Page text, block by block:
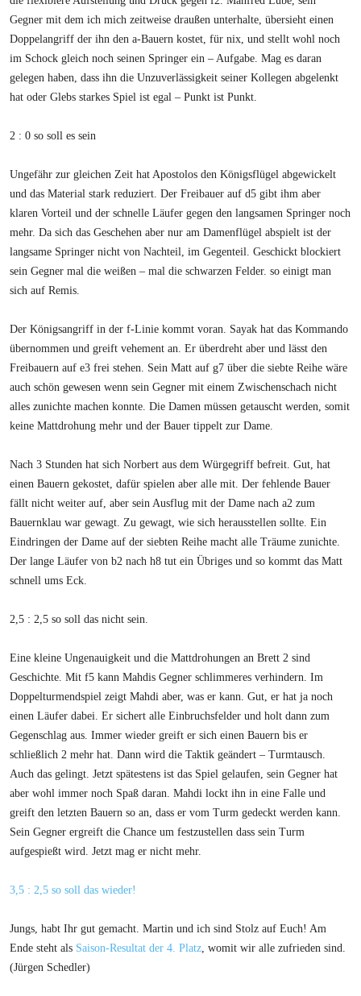
Gegner mit dem ich mich zeitweise draußen unterhalte, übersieht einen
Doppelangriff der ihn den a-Bauern kostet, für nix, und stellt wohl noch
im Schock gleich noch seinen Springer ein – Aufgabe. Mag es daran
gelegen haben, dass ihn die Unzuverlässigkeit seiner Kollegen abgelenkt
hat oder Glebs starkes Spiel ist egal – Punkt ist Punkt.
2 : 0 so soll es sein
Ungefähr zur gleichen Zeit hat Apostolos den Königsflügel abgewickelt
und das Material stark reduziert. Der Freibauer auf d5 gibt ihm aber
klaren Vorteil und der schnelle Läufer gegen den langsamen Springer noch
mehr. Da sich das Geschehen aber nur am Damenflügel abspielt ist der
langsame Springer nicht von Nachteil, im Gegenteil. Geschickt blockiert
sein Gegner mal die weißen – mal die schwarzen Felder. so einigt man
sich auf Remis.
Der Königsangriff in der f-Linie kommt voran. Sayak hat das Kommando
übernommen und greift vehement an. Er überdreht aber und lässt den
Freibauern auf e3 frei stehen. Sein Matt auf g7 über die siebte Reihe wäre
auch schön gewesen wenn sein Gegner mit einem Zwischenschach nicht
alles zunichte machen konnte. Die Damen müssen getauscht werden, somit
keine Mattdrohung mehr und der Bauer tippelt zur Dame.
Nach 3 Stunden hat sich Norbert aus dem Würgegriff befreit. Gut, hat
einen Bauern gekostet, dafür spielen aber alle mit. Der fehlende Bauer
fällt nicht weiter auf, aber sein Ausflug mit der Dame nach a2 zum
Bauernklau war gewagt. Zu gewagt, wie sich herausstellen sollte. Ein
Eindringen der Dame auf der siebten Reihe macht alle Träume zunichte.
Der lange Läufer von b2 nach h8 tut ein Übriges und so kommt das Matt
schnell ums Eck.
2,5 : 2,5 so soll das nicht sein.
Eine kleine Ungenauigkeit und die Mattdrohungen an Brett 2 sind
Geschichte. Mit f5 kann Mahdis Gegner schlimmeres verhindern. Im
Doppelturmendspiel zeigt Mahdi aber, was er kann. Gut, er hat ja noch
einen Läufer dabei. Er sichert alle Einbruchsfelder und holt dann zum
Gegenschlag aus. Immer wieder greift er sich einen Bauern bis er
schließlich 2 mehr hat. Dann wird die Taktik geändert – Turmtausch.
Auch das gelingt. Jetzt spätestens ist das Spiel gelaufen, sein Gegner hat
aber wohl immer noch Spaß daran. Mahdi lockt ihn in eine Falle und
greift den letzten Bauern so an, dass er vom Turm gedeckt werden kann.
Sein Gegner ergreift die Chance um festzustellen dass sein Turm
aufgespießt wird. Jetzt mag er nicht mehr.
3,5 : 2,5 so soll das wieder!
Jungs, habt Ihr gut gemacht. Martin und ich sind Stolz auf Euch! Am
Ende steht als Saison-Resultat der 4. Platz, womit wir alle zufrieden sind.
(Jürgen Schedler)